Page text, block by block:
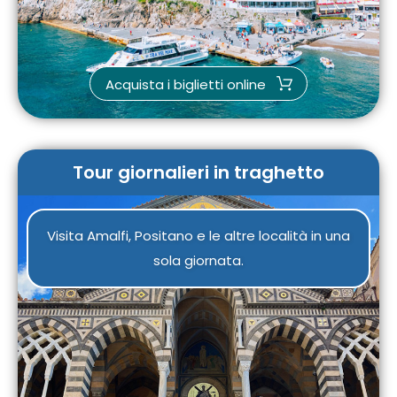
Acquista i biglietti online
Tour giornalieri in traghetto
Visita Amalfi, Positano e le altre località in una
sola giornata.